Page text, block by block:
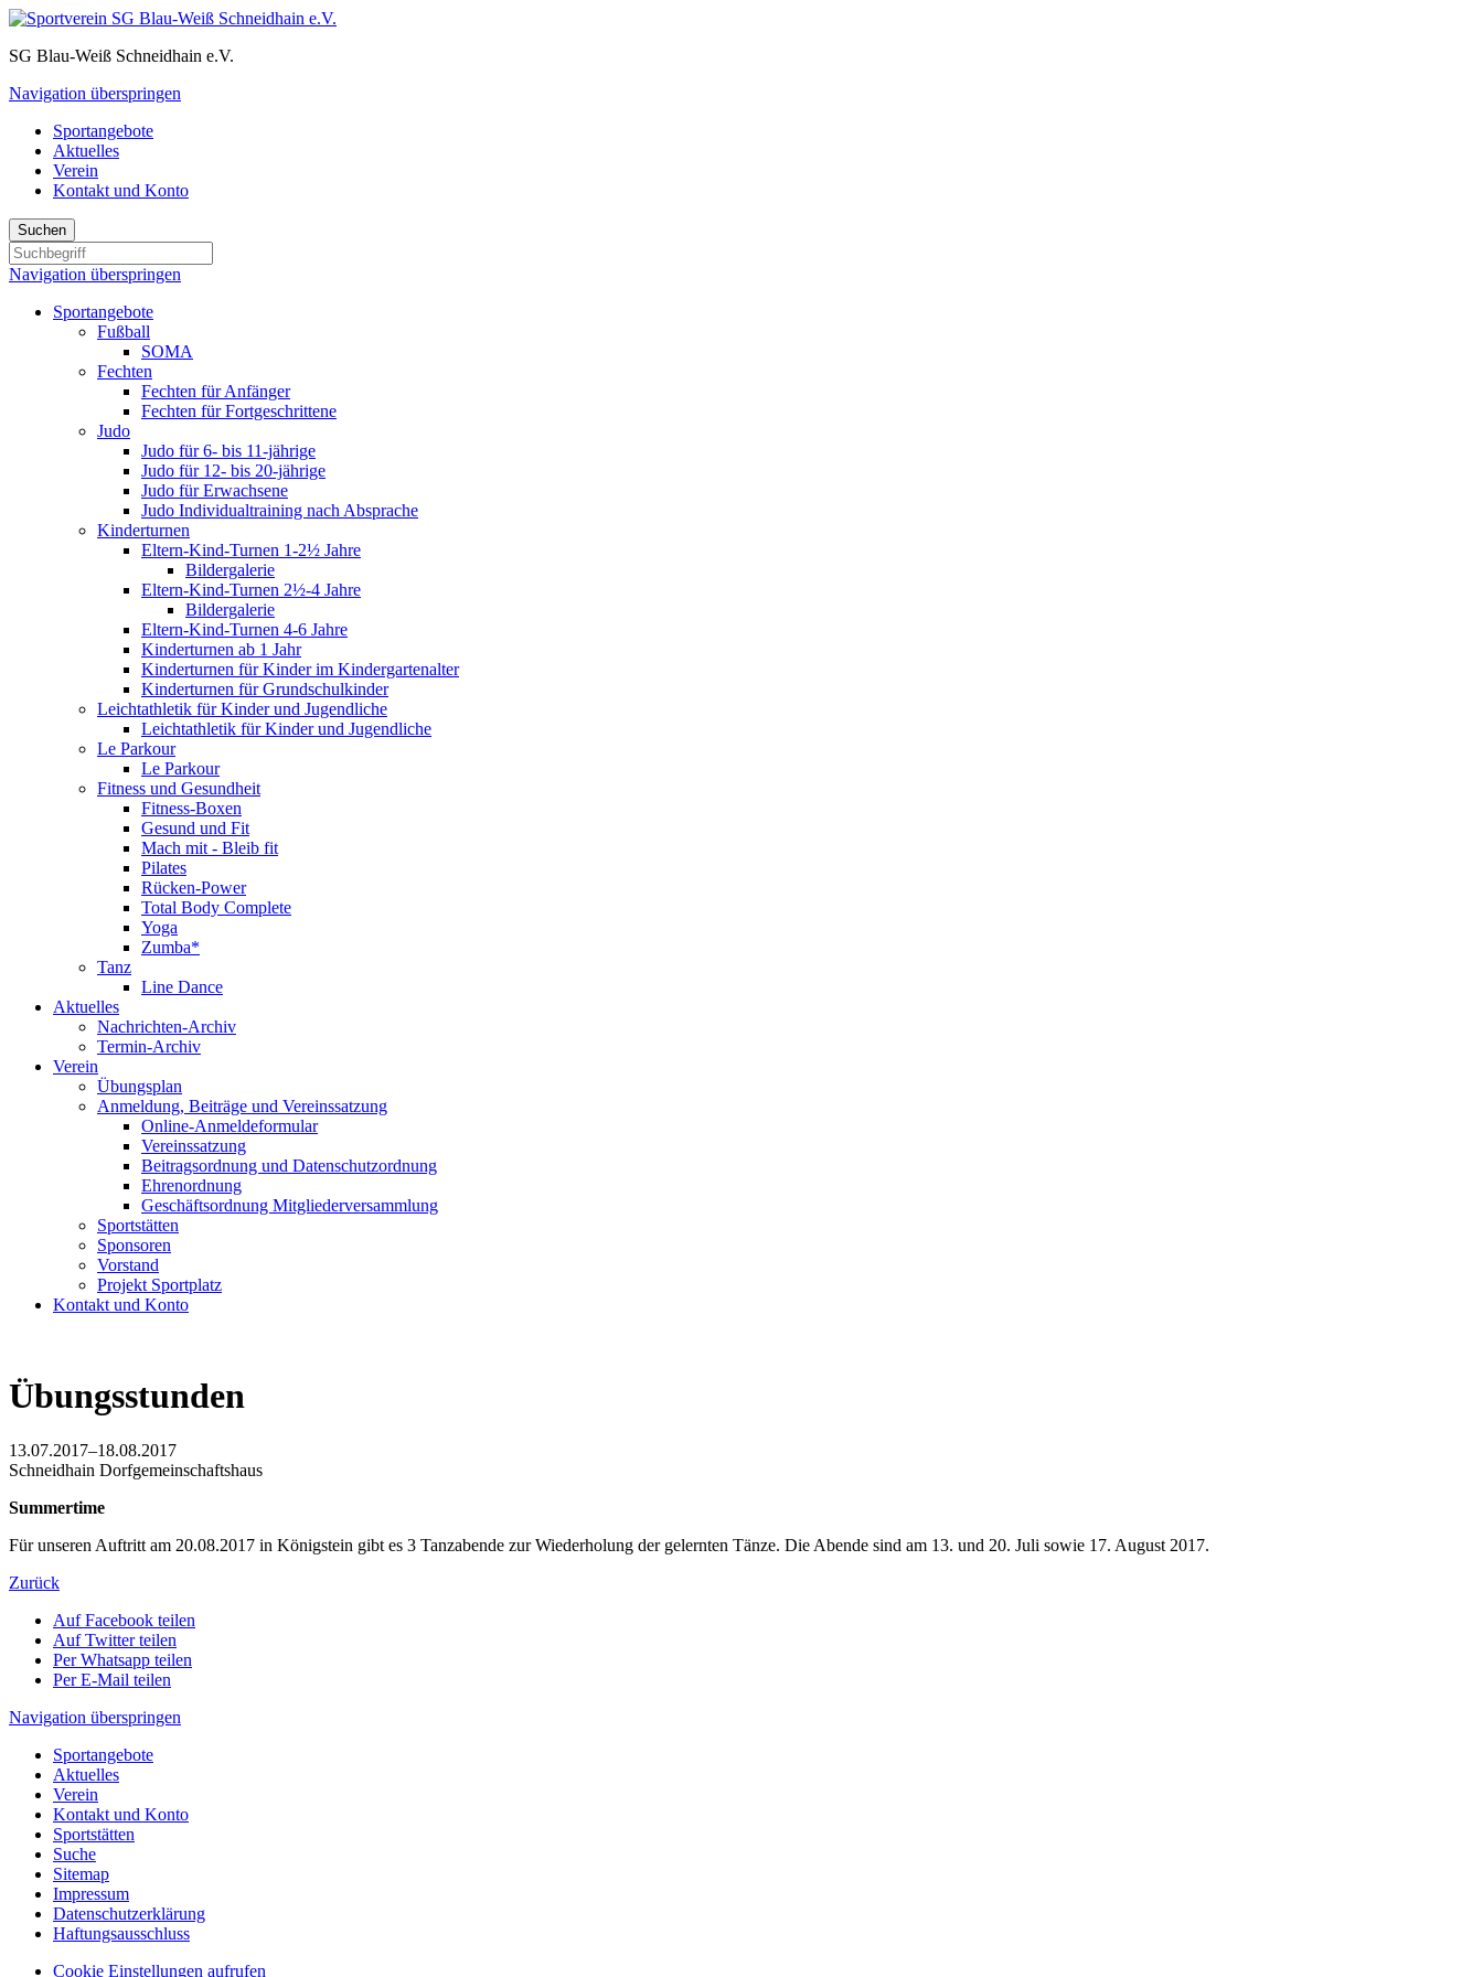
SG Blau-Weiß Schneidhain e.V.
Navigation überspringen
Sportangebote
Aktuelles
Verein
Kontakt und Konto
Suchen
Navigation überspringen
Sportangebote
Fußball
SOMA
Fechten
Fechten für Anfänger
Fechten für Fortgeschrittene
Judo
Judo für 6- bis 11-jährige
Judo für 12- bis 20-jährige
Judo für Erwachsene
Judo Individualtraining nach Absprache
Kinderturnen
Eltern-Kind-Turnen 1-2½ Jahre
Bildergalerie
Eltern-Kind-Turnen 2½-4 Jahre
Bildergalerie
Eltern-Kind-Turnen 4-6 Jahre
Kinderturnen ab 1 Jahr
Kinderturnen für Kinder im Kindergartenalter
Kinderturnen für Grundschulkinder
Leichtathletik für Kinder und Jugendliche
Leichtathletik für Kinder und Jugendliche
Le Parkour
Le Parkour
Fitness und Gesundheit
Fitness-Boxen
Gesund und Fit
Mach mit - Bleib fit
Pilates
Rücken-Power
Total Body Complete
Yoga
Zumba*
Tanz
Line Dance
Aktuelles
Nachrichten-Archiv
Termin-Archiv
Verein
Übungsplan
Anmeldung, Beiträge und Vereinssatzung
Online-Anmeldeformular
Vereinssatzung
Beitragsordnung und Datenschutzordnung
Ehrenordnung
Geschäftsordnung Mitgliederversammlung
Sportstätten
Sponsoren
Vorstand
Projekt Sportplatz
Kontakt und Konto
Übungsstunden
13.07.2017–18.08.2017
Schneidhain Dorfgemeinschaftshaus
Summertime
Für unseren Auftritt am 20.08.2017 in Königstein gibt es 3 Tanzabende zur Wiederholung der gelernten Tänze. Die Abende sind am 13. und 20. Juli sowie 17. August 2017.
Zurück
Auf Facebook teilen
Auf Twitter teilen
Per Whatsapp teilen
Per E-Mail teilen
Navigation überspringen
Sportangebote
Aktuelles
Verein
Kontakt und Konto
Sportstätten
Suche
Sitemap
Impressum
Datenschutzerklärung
Haftungsausschluss
Cookie Einstellungen aufrufen